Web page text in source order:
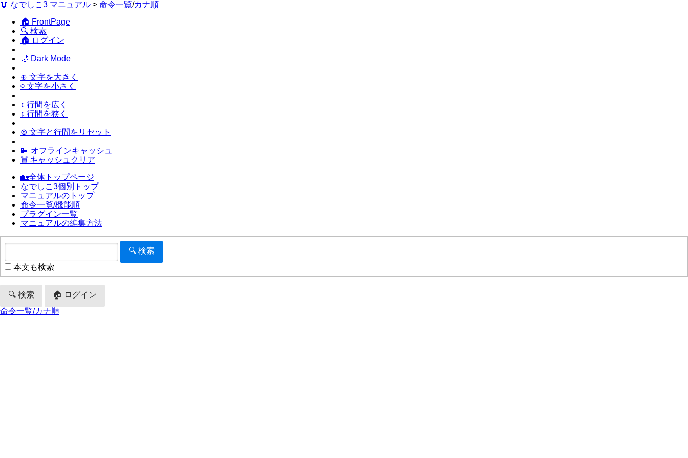
📖 なでしこ3 マニュアル > 命令一覧/カナ順
🏠 FrontPage
🔍 検索
🏠 ログイン
🌙 Dark Mode
⊕ 文字を大きく
⊖ 文字を小さく
↕ 行間を広く
↕ 行間を狭く
⊚ 文字と行間をリセット
📴 オフラインキャッシュ
🗑 キャッシュクリア
🏡全体トップページ
なでしこ3個別トップ
マニュアルのトップ
命令一覧/機能順
プラグイン一覧
マニュアルの編集方法
本文も検索
🔍 検索
🏠 ログイン
命令一覧/カナ順